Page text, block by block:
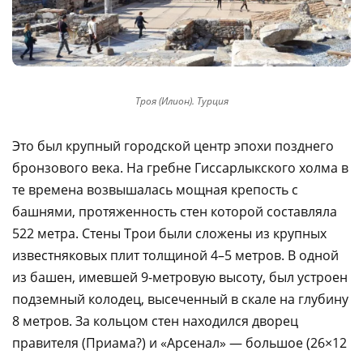
Троя (Илион). Турция
Это был крупный городской центр эпохи позднего
бронзового века. На гребне Гиссарлыкского холма в
те времена возвышалась мощная крепость с
башнями, протяженность стен которой составляла
522 метра. Стены Трои были сложены из крупных
известняковых плит толщиной 4–5 метров. В одной
из башен, имевшей 9-метровую высоту, был устроен
подземный колодец, высеченный в скале на глубину
8 метров. За кольцом стен находился дворец
правителя (Приама?) и «Арсенал» — большое (26×12